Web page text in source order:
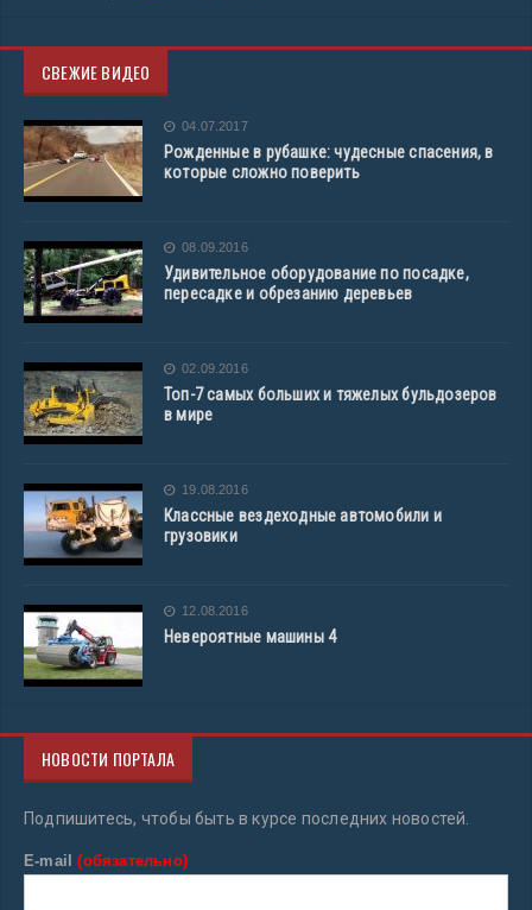
СВЕЖИЕ ВИДЕО
04.07.2017
Рожденные в рубашке: чудесные спасения, в
которые сложно поверить
08.09.2016
Удивительное оборудование по посадке,
пересадке и обрезанию деревьев
02.09.2016
Топ-7 самых больших и тяжелых бульдозеров
в мире
19.08.2016
Классные вездеходные автомобили и
грузовики
12.08.2016
Невероятные машины 4
НОВОСТИ ПОРТАЛА
Подпишитесь, чтобы быть в курсе последних новостей.
E-mail(обязательно)